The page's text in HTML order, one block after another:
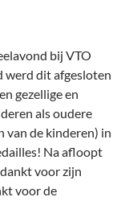
bij VTO
werd dit afgesloten
gezellige en
als oudere
van de kinderen) in
Na afloopt
voor zijn
voor de